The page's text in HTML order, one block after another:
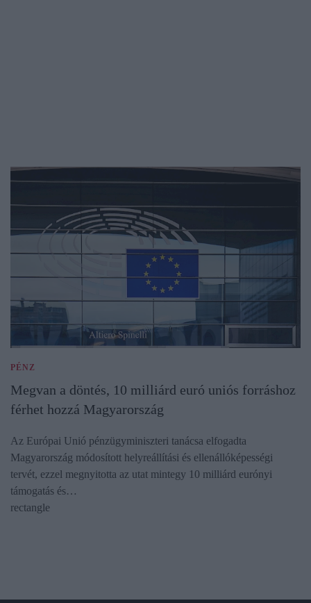
PÉNZ
Megvan a döntés, 10 milliárd euró uniós forráshoz
férhet hozzá Magyarország
Az Európai Unió pénzügyminiszteri tanácsa elfogadta
Magyarország módosított helyreállítási és ellenállóképességi
tervét, ezzel megnyitotta az utat mintegy 10 milliárd eurónyi
támogatás és…
rectangle